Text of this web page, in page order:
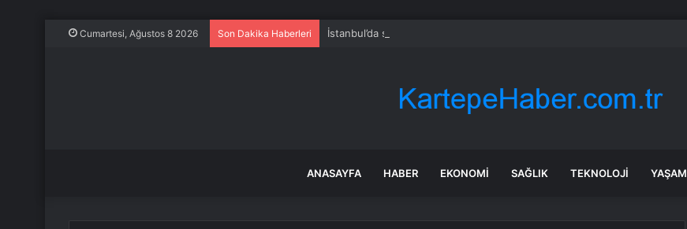
Cumartesi, Ağustos 8 2026 Son Dakika Haberleri İstanbul’da sır ölüm: 37 yaşındaki kadın savcının evinde ölü bulundu!
ANASAYFA HABER EKONOMI SAĞLIK TEKNOLOJI YAŞAM